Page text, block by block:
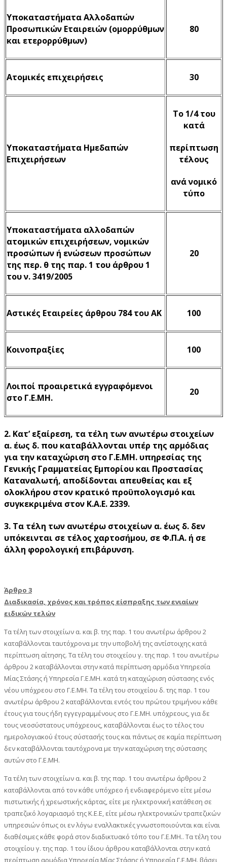
Υποκαταστήματα Αλλοδαπών
Προσωπικών Εταιρειών (ομορρύθμων
και ετερορρύθμων)
80
Ατομικές επιχειρήσεις 30
Υποκαταστήματα Ημεδαπών
Επιχειρήσεων
Το 1/4 του
κατά
περίπτωση
τέλους
ανά νομικό
τύπο
Υποκαταστήματα αλλοδαπών
ατομικών επιχειρήσεων, νομικών
προσώπων ή ενώσεων προσώπων
της περ. θ της παρ. 1 του άρθρου 1
του ν. 3419/2005
20
Αστικές Εταιρείες άρθρου 784 του ΑΚ 100
Κοινοπραξίες 100
Λοιποί προαιρετικά εγγραφόμενοι
στο Γ.Ε.ΜΗ.
20
2. Κατ’ εξαίρεση, τα τέλη των ανωτέρω στοιχείων
α. έως δ. που καταβάλλονται υπέρ της αρμόδιας
για την καταχώριση στο Γ.Ε.ΜΗ. υπηρεσίας της
Γενικής Γραμματείας Εμπορίου και Προστασίας
Καταναλωτή, αποδίδονται απευθείας και εξ
ολοκλήρου στον κρατικό προϋπολογισμό και
συγκεκριμένα στον Κ.Α.Ε. 2339.
3. Τα τέλη των ανωτέρω στοιχείων α. έως δ. δεν
υπόκεινται σε τέλος χαρτοσήμου, σε Φ.Π.Α. ή σε
άλλη φορολογική επιβάρυνση.
Άρθρο 3
Διαδικασία, χρόνος και τρόπος είσπραξης των ενιαίων
ειδικών τελών
Τα τέλη των στοιχείων α. και β. της παρ. 1 του ανωτέρω άρθρου 2
καταβάλλονται ταυτόχρονα με την υποβολή της αντίστοιχης κατά
περίπτωση αίτησης. Τα τέλη του στοιχείου γ. της παρ. 1 του ανωτέρω
άρθρου 2 καταβάλλονται στην κατά περίπτωση αρμόδια Υπηρεσία
Μίας Στάσης ή Υπηρεσία Γ.Ε.ΜΗ. κατά τη καταχώριση σύστασης ενός
νέου υπόχρεου στο Γ.Ε.ΜΗ. Τα τέλη του στοιχείου δ. της παρ. 1 του
ανωτέρω άρθρου 2 καταβάλλονται εντός του πρώτου τριμήνου κάθε
έτους για τους ήδη εγγεγραμμένους στο Γ.Ε.ΜΗ. υπόχρεους, για δε
τους νεοσύστατους υπόχρεους, καταβάλλονται έως το τέλος του
ημερολογιακού έτους σύστασής τους και πάντως σε καμία περίπτωση
δεν καταβάλλονται ταυτόχρονα με την καταχώριση της σύστασης
αυτών στο Γ.Ε.ΜΗ.
Τα τέλη των στοιχείων α. και β. της παρ. 1 του ανωτέρω άρθρου 2
καταβάλλονται από τον κάθε υπόχρεο ή ενδιαφερόμενο είτε μέσω
πιστωτικής ή χρεωστικής κάρτας, είτε με ηλεκτρονική κατάθεση σε
τραπεζικό λογαριασμό της Κ.Ε.Ε, είτε μέσω ηλεκτρονικών τραπεζικών
υπηρεσιών όπως οι εν λόγω εναλλακτικές γνωστοποιούνται και είναι
διαθέσιμες κάθε φορά στον διαδικτυακό τόπο του Γ.Ε.ΜΗ.. Τα τέλη του
στοιχείου γ. της παρ. 1 του ίδιου άρθρου καταβάλλονται στην κατά
περίπτωση αρμόδια Υπηρεσία Μίας Στάσης ή Υπηρεσία Γ.Ε.ΜΗ. βάσει